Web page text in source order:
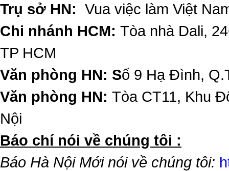
Trụ sở HN: Vua việc làm Việt
Chi nhánh HCM: Tòa nhà Dali,
TP HCM
Văn phòng HN: Số 9 Hạ Đình,
Văn phòng HN: Tòa CT11, Khu
Nội
​Báo chí nói về chúng tôi :
Báo Hà Nội Mới nói về chúng tôi: